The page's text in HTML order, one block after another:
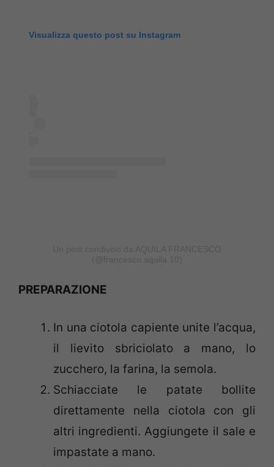
Visualizza questo post su Instagram
PREPARAZIONE
In una ciotola capiente unite l’acqua,
il lievito sbriciolato a mano, lo
zucchero, la farina, la semola.
Schiacciate le patate bollite
direttamente nella ciotola con gli
altri ingredienti. Aggiungete il sale e
impastate a mano.